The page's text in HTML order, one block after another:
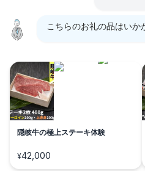
こちらのお礼の品はいか
隠岐牛の極上ステーキ体験
¥42,000